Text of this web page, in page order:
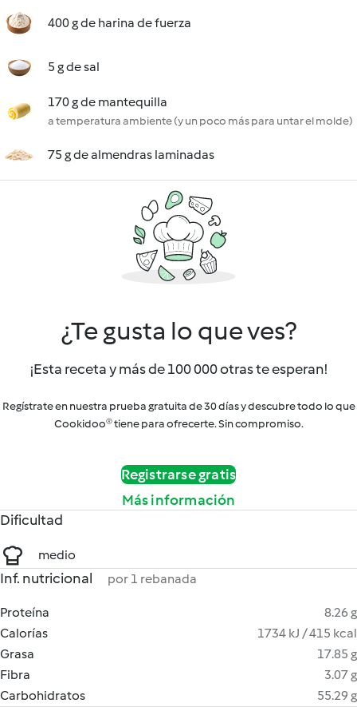
400 g de harina de fuerza
5 g de sal
170 g de mantequilla
a temperatura ambiente (y un poco más para untar el molde)
75 g de almendras laminadas
¿Te gusta lo que ves?
¡Esta receta y más de 100 000 otras te esperan!
Regístrate en nuestra prueba gratuita de 30 días y descubre todo lo que
Cookidoo® tiene para ofrecerte. Sin compromiso.
Registrarse gratis
Más información
Dificultad
medio
Inf. nutricional por 1 rebanada
Proteína
8.26 g
Calorías
1734 kJ / 415 kcal
Grasa
17.85 g
Fibra
3.07 g
Carbohidratos
55.29 g